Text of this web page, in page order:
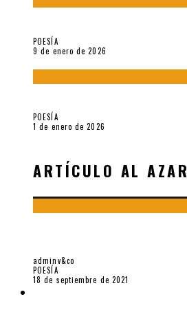
POESÍA
9 de enero de 2026
POESÍA
1 de enero de 2026
ARTÍCULO AL AZAR
adminv&co
POESÍA
18 de septiembre de 2021